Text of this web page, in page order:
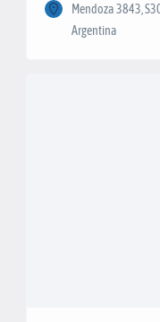
Mendoza 3843,
Argentina